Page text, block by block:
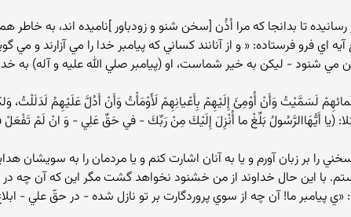
رسانيده تا بدانجا كه مرا اُذُن [سخن شنو و زودباور ]ناميده اند، به
اي فرو فرستاده: « و از آنانند كساني كه پيامبر خدا را مي
مي شنود - ليكن به خير شماست، او (پيامبر صلي الله عليه و آله) به
لَسَمَّيْتُ وَأَنْ أُوْمِئَ إِلَيْهِمْ بِأَعْيانِهِمْ لَأَوْمَأْتُ وَأَنْ أَدُلَّ عَلَيْهِمُ لَدَلَلْتُ،
تلا: (يا أَيُّهَاالرَّسُولُ بَلِّغْ ما أُنْزِلَ إِلَيْكَ مِنْ رَبِّكَ - في حَقِّ عَلِي - وَ انْ لَمْ
را بر زبان آورم و يا به آنان اشارت كنم و يا مردمان را به سويشان
با اين حال خداوند از من خشنود نخواهد گشت مگر اين كه آن
«ي پيامبر ما! آن چه از سوي پروردگارت بر تو نازل شده - در حقّ علي -